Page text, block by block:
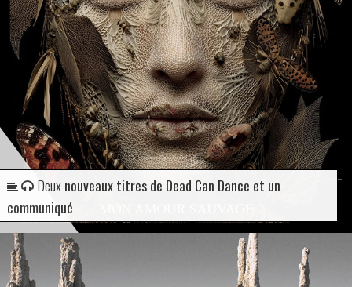
Deuxnouveaux titres de Dead Can Dance et un
communiqué